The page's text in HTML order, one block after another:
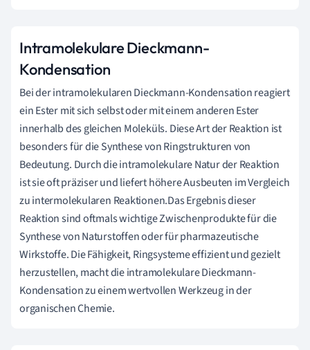
Intramolekulare Dieckmann-
Kondensation
Bei der intramolekularen Dieckmann-Kondensation reagiert
ein Ester mit sich selbst oder mit einem anderen Ester
innerhalb des gleichen Moleküls. Diese Art der Reaktion ist
besonders für die Synthese von Ringstrukturen von
Bedeutung. Durch die intramolekulare Natur der Reaktion
ist sie oft präziser und liefert höhere Ausbeuten im Vergleich
zu intermolekularen Reaktionen.Das Ergebnis dieser
Reaktion sind oftmals wichtige Zwischenprodukte für die
Synthese von Naturstoffen oder für pharmazeutische
Wirkstoffe. Die Fähigkeit, Ringsysteme effizient und gezielt
herzustellen, macht die intramolekulare Dieckmann-
Kondensation zu einem wertvollen Werkzeug in der
organischen Chemie.